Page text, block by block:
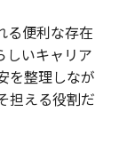
る便利な存在
しいキャリア
を整理しなが
担える役割だ